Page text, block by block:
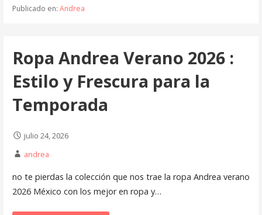
Publicado en: Andrea
Ropa Andrea Verano 2026 :
Estilo y Frescura para la
Temporada
julio 24, 2026
andrea
no te pierdas la colección que nos trae la ropa Andrea verano
2026 México con los mejor en ropa y…